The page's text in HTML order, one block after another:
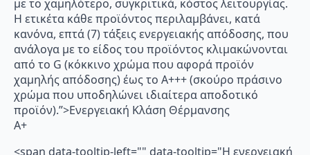
με το χαμηλότερο, συγκριτικά, κόστος λειτουργίας.
Η ετικέτα κάθε προϊόντος περιλαμβάνει, κατά
κανόνα, επτά (7) τάξεις ενεργειακής απόδοσης, που
ανάλογα με το είδος του προϊόντος κλιμακώνονται
από το G (κόκκινο χρώμα που αφορά προϊόν
χαμηλής απόδοσης) έως το Α+++ (σκούρο πράσινο
χρώμα που υποδηλώνει ιδιαίτερα αποδοτικό
προϊόν).”>Ενεργειακή Κλάση Θέρμανσης
A+
<span data-tooltip-left="" data-tooltip="Η ενεργειακή